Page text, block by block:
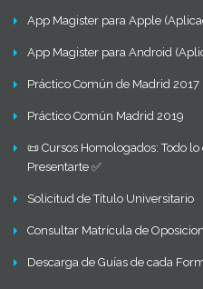
App Magister para Apple
App Magister para Android
Práctico Común de Madrid 2017
Práctico Común Madrid 2019
📜 Cursos Homologados: Todo
Presentarte ✅
Solicitud de Título Universitario
Consultar Matrícula de
Descarga de Guías de cada